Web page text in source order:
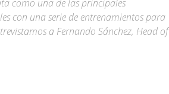
como una de las principales
con una serie de entrenamientos para
a Fernando Sánchez, Head of